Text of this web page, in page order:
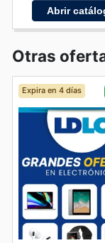
Abrir
Otras
Expira en 4 días